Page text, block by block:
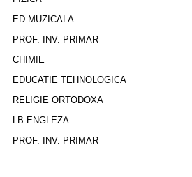
ED.MUZICALA
PROF. INV. PRIMAR
CHIMIE
EDUCATIE TEHNOLOGICA
RELIGIE ORTODOXA
LB.ENGLEZA
PROF. INV. PRIMAR